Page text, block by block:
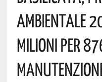
Ambientale
Milioni Per